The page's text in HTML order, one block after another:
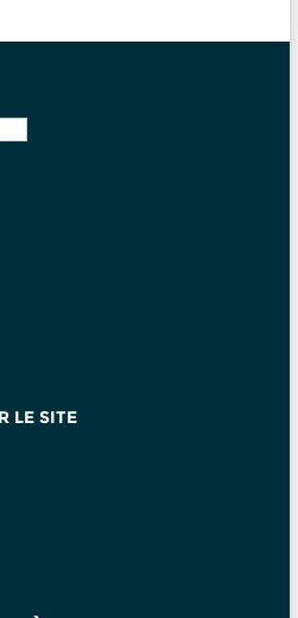
LE SITE